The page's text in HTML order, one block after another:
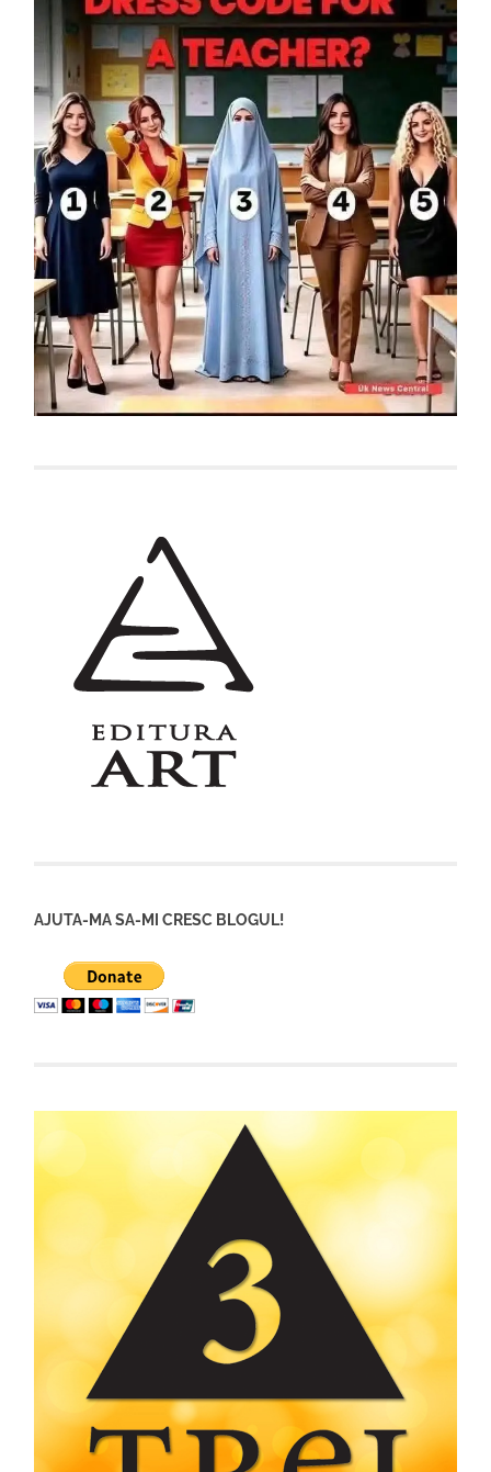
AJUTA-MA SA-MI CRESC BLOGUL!